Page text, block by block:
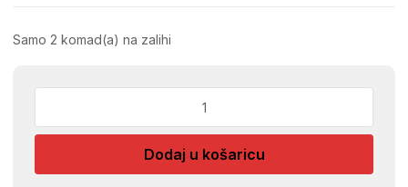
Samo 2 komad(a) na zalihi
PLASTICNI
količina
Dodaj u košaricu